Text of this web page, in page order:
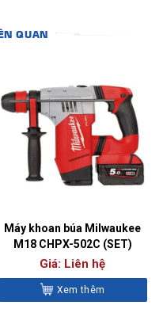
QUAN
Máy khoan búa Milwaukee
M18 CHPX-502C (SET)
Giá: Liên hệ
Xem thêm